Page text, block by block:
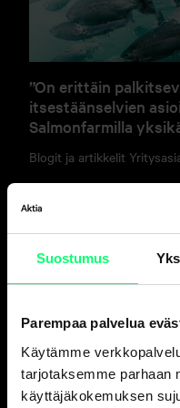
Suostumus
Parempaa palvelua
Käytämme
tarjotaksemme parhaan
käyttäjäkokemuksen
”On erittäin
itsestäänselvien
Salmonfarmilla
Blogit ja artikkelit